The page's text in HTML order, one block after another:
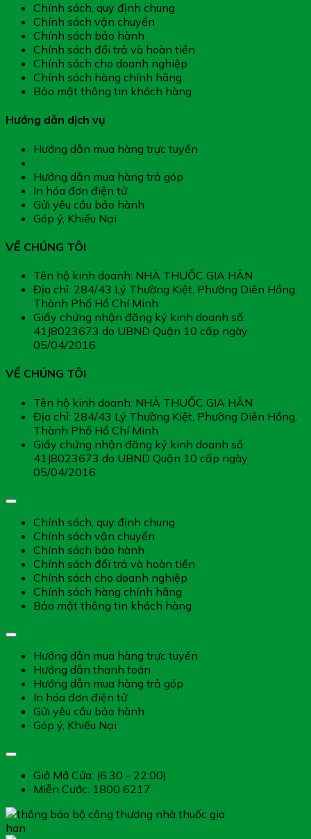
Chính sách, quy định chung
Chính sách vận chuyển
Chính sách bảo hành
Chính sách đổi trả và hoàn tiền
Chính sách cho doanh nghiệp
Chính sách hàng chính hãng
Bảo mật thông tin khách hàng
Hướng dẫn dịch vụ
Hướng dẫn mua hàng trực tuyến
Hướng dẫn mua hàng trả góp
In hóa đơn điện tử
Gửi yêu cầu bảo hành
Góp ý, Khiếu Nại
VỀ CHÚNG TÔI
Tên hộ kinh doanh: NHÀ THUỐC GIA HÂN
Địa chỉ: 284/43 Lý Thường Kiệt, Phường Diên Hồng,
Thành Phố Hồ Chí Minh
Giấy chứng nhận đăng ký kinh doanh số:
41J8023673 do UBND Quận 10 cấp ngày
05/04/2016
VỀ CHÚNG TÔI
Tên hộ kinh doanh: NHÀ THUỐC GIA HÂN
Địa chỉ: 284/43 Lý Thường Kiệt, Phường Diên Hồng,
Thành Phố Hồ Chí Minh
Giấy chứng nhận đăng ký kinh doanh số:
41J8023673 do UBND Quận 10 cấp ngày
05/04/2016
Chính sách, quy định chung
Chính sách vận chuyển
Chính sách bảo hành
Chính sách đổi trả và hoàn tiền
Chính sách cho doanh nghiệp
Chính sách hàng chính hãng
Bảo mật thông tin khách hàng
Hướng dẫn mua hàng trực tuyến
Hướng dẫn thanh toán
Hướng dẫn mua hàng trả góp
In hóa đơn điện tử
Gửi yêu cầu bảo hành
Góp ý, Khiếu Nại
Giở Mở Cửa: (6:30 - 22:00)
Miễn Cước: 1800 6217